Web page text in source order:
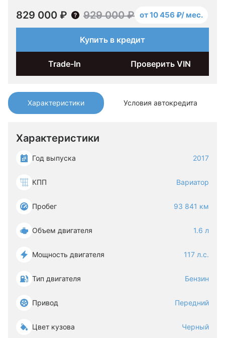
Характеристики Условия автокредита
Характеристики
Год выпуска 2017
КПП Вариатор
Пробег 93 841 км
Объем двигателя 1.6 л
Мощность двигателя 117 л.с.
Тип двигателя Бензин
Привод Передний
Цвет кузова Черный
829 000 ₽ 929 000 ₽ от 10 456 ₽/ мес.
Купить в кредит
Trade-In Проверить VIN